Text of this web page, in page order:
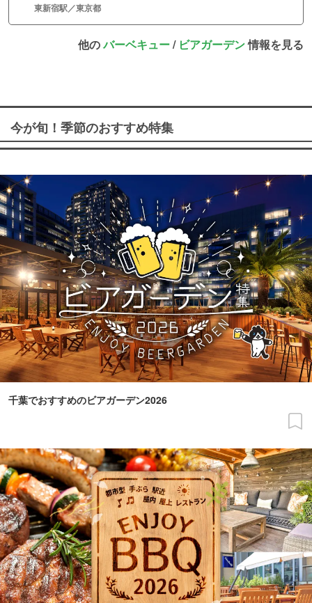
東新宿駅／東京都
他のバーベキュー/ ビアガーデン情報を見る
今が旬！季節のおすすめ特集
千葉でおすすめのビアガーデン2026